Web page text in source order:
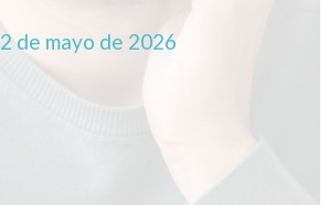
de mayo de 2026